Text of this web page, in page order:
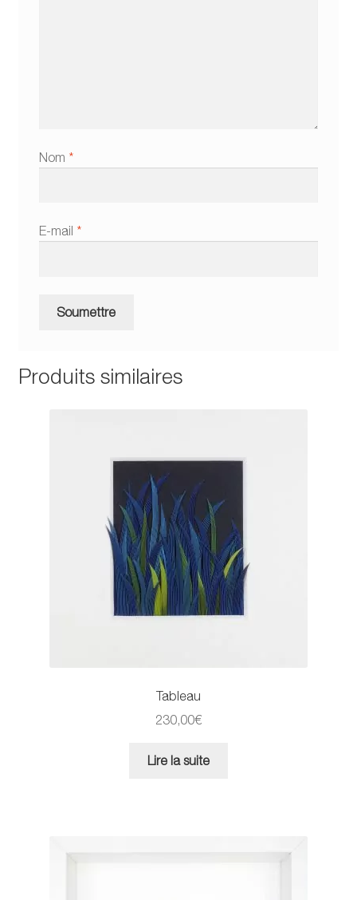
Nom *
E-mail *
Produits similaires
Tableau
230,00€
Lire la suite